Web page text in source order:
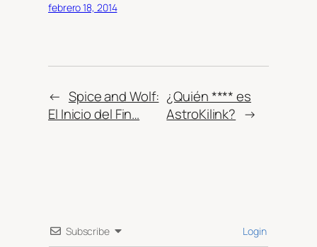
febrero 18, 2014
← Spice and Wolf:
El Inicio del Fin…
¿Quién **** es
AstroKilink? →
Subscribe Login